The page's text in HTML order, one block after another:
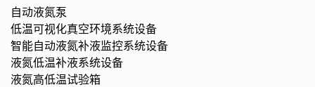
自动液氮泵
低温可视化真空环境系统设备
智能自动液氮补液监控系统设备
液氮低温补液系统设备
液氮高低温试验箱